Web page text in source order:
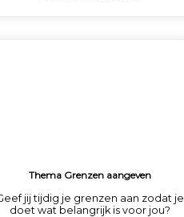
Thema Grenzen aangeven
jij tijdig je grenzen aan zodat je
doet wat belangrijk is voor jou?